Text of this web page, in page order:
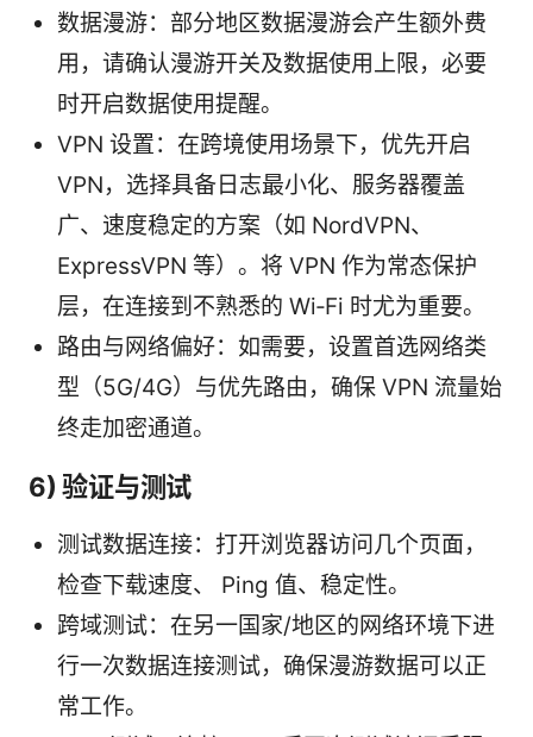
数据漫游：部分地区数据漫游会产生额外费
用，请确认漫游开关及数据使用上限，必要
时开启数据使用提醒。
VPN 设置：在跨境使用场景下，优先开启
VPN，选择具备日志最小化、服务器覆盖
广、速度稳定的方案（如 NordVPN、
ExpressVPN 等）。将 VPN 作为常态保护
层，在连接到不熟悉的 Wi‑Fi 时尤为重要。
路由与网络偏好：如需要，设置首选网络类
型（5G/4G）与优先路由，确保 VPN 流量始
终走加密通道。
6) 验证与测试
测试数据连接：打开浏览器访问几个页面，
检查下载速度、 Ping 值、稳定性。
跨域测试：在另一国家/地区的网络环境下进
行一次数据连接测试，确保漫游数据可以正
常工作。